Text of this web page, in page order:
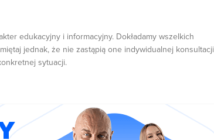
edukacyjny i informacyjny. Dokładamy wszelkich
jednak, że nie zastąpią one indywidualnej konsultacji
sytuacji.